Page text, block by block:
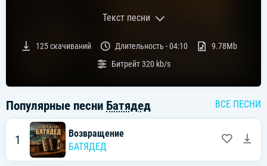
Текст песни
Служба ратная началась
Парень крепкий, глазами ясный
125скачиваний Длительность -04:10
9.78Mb
Битрейт320 kb/s
Популярные песни Батядед ВСЕ ПЕСНИ
1
Возвращение
БАТЯДЕД